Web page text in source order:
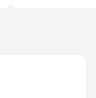
the heart of Busan.